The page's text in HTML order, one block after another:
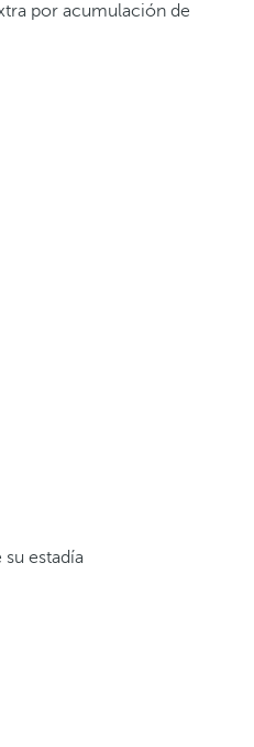
por acumulación de
estadía